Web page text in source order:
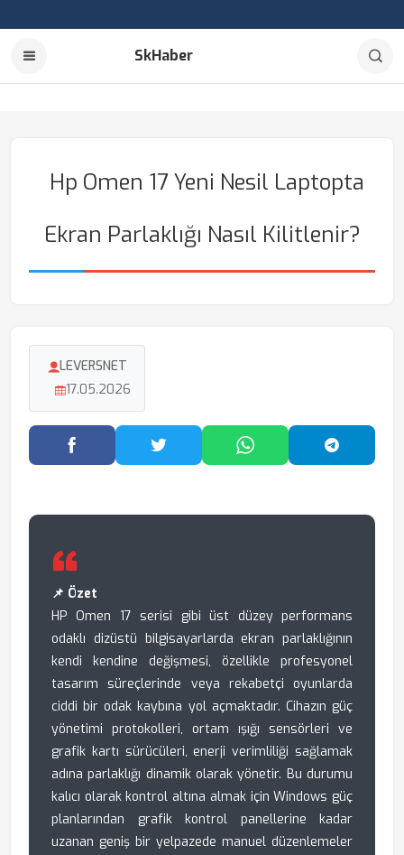
SkHaber
Hp Omen 17 Yeni Nesil Laptopta
Ekran Parlaklığı Nasıl Kilitlenir?
LEVERSNET
17.05.2026
Facebook'ta PaylaşTwitter'da PaylaşWhatsApp'ta Paylaş
📌 Özet
HP Omen 17 serisi gibi üst düzey performans
odaklı dizüstü bilgisayarlarda ekran parlaklığının
kendi kendine değişmesi, özellikle profesyonel
tasarım süreçlerinde veya rekabetçi oyunlarda
ciddi bir odak kaybına yol açmaktadır. Cihazın güç
yönetimi protokolleri, ortam ışığı sensörleri ve
grafik kartı sürücüleri, enerji verimliliği sağlamak
adına parlaklığı dinamik olarak yönetir. Bu durumu
kalıcı olarak kontrol altına almak için Windows güç
planlarından grafik kontrol panellerine kadar
uzanan geniş bir yelpazede manuel düzenlemeler